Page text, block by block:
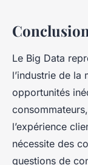
Conclusion
Le Big Data
l’industrie de la
opportunités
l’expérience
nécessite des
questions de